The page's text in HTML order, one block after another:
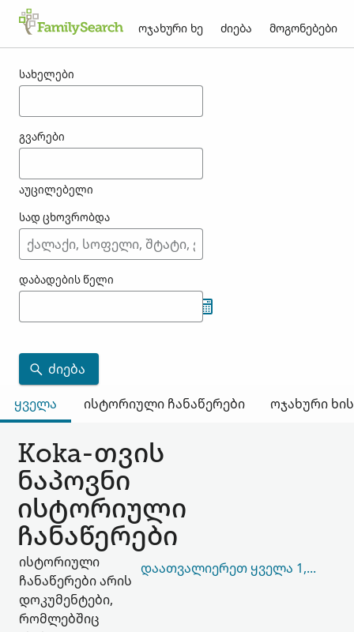
ოჯახური ხე ძიება მოგონებები
სახელები
გვარები
აუცილებელი
სად ცხოვრობდა
დაბადების წელი
ᲫᲘᲔᲑᲐ
ყველა
ისტორიული ჩანაწერები ოჯახური
Koka-თვის
ნაპოვნი
ისტორიული
ჩანაწერები
ისტორიული
ჩანაწერები არის
დოკუმენტები,
რომლებშიც
ᲓᲐᲐᲗᲕᲐᲚᲘᲔᲠᲔᲗ ᲧᲕᲔᲚᲐ 1,622,937